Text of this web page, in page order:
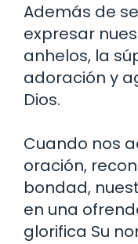
Además de
expresar
anhelos, la
adoración y
Dios.
Cuando nos
oración,
bondad,
en una
glorifica Su